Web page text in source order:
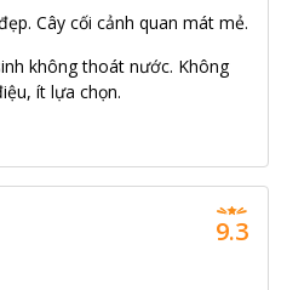
Cây cối cảnh quan mát mẻ.
không thoát nước. Không
ít lựa chọn.
9.3